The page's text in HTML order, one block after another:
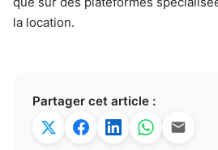
la location.
Partager cet article :